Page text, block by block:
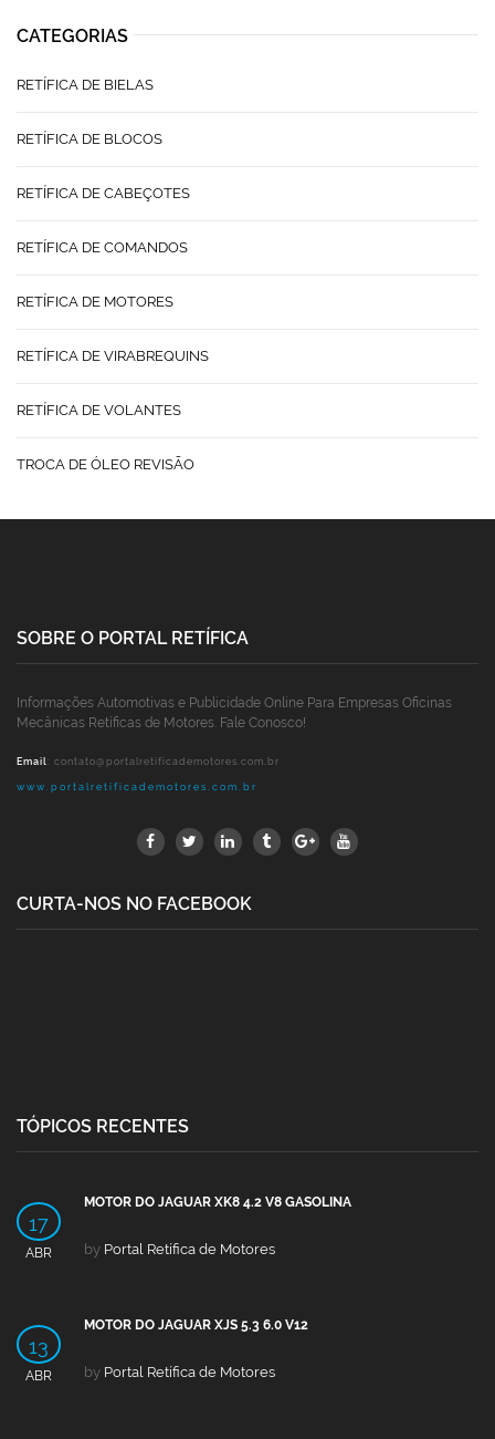
CATEGORIAS
RETÍFICA DE BIELAS
RETÍFICA DE BLOCOS
RETÍFICA DE CABEÇOTES
RETÍFICA DE COMANDOS
RETÍFICA DE MOTORES
RETÍFICA DE VIRABREQUINS
RETÍFICA DE VOLANTES
TROCA DE ÓLEO REVISÃO
SOBRE O PORTAL RETÍFICA
Informações Automotivas e Publicidade Online Para Empresas Oficinas
Mecânicas Retíficas de Motores. Fale Conosco!
Email: contato@portalretificademotores.com.br
www.portalretificademotores.com.br
CURTA-NOS NO FACEBOOK
TÓPICOS RECENTES
17
ABR
MOTOR DO JAGUAR XK8 4.2 V8 GASOLINA
by Portal Retífica de Motores
13
ABR
MOTOR DO JAGUAR XJS 5.3 6.0 V12
by Portal Retífica de Motores